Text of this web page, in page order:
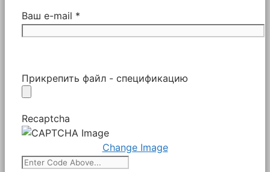
Ваш e-mail *
Прикрепить файл - спецификацию
Recaptcha
Change Image